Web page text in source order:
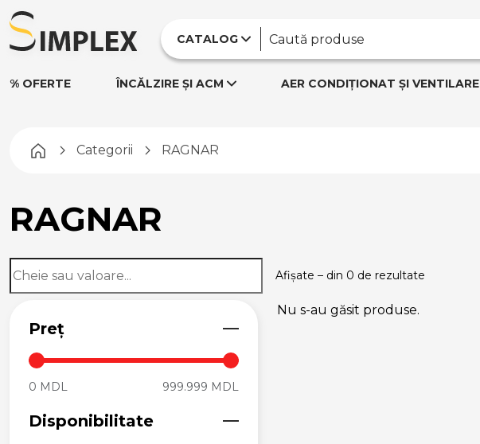
CATALOG
% OFERTE ÎNCĂLZIRE ȘI ACM AER CONDIȚIONAT ȘI VENTILARE
Pagina principală
Categorii RAGNAR
RAGNAR
Afișate – din 0 de rezultate
Preț
0 MDL 999.999 MDL
Disponibilitate
Nu s-au găsit produse.